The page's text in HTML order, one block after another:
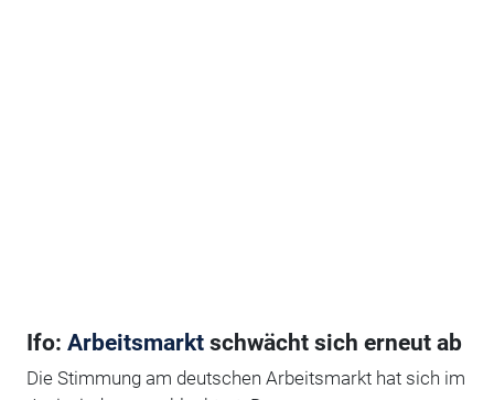
Ifo: Arbeitsmarktschwächt sich erneut ab
Die Stimmung am deutschen Arbeitsmarkt hat sich im